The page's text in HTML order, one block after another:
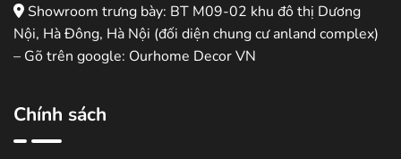
Showroom trưng bày: BT M09-02 khu đô thị Dương
Nội, Hà Đông, Hà Nội (đối diện chung cư anland complex)
– Gõ trên google: Ourhome Decor VN
Chính sách